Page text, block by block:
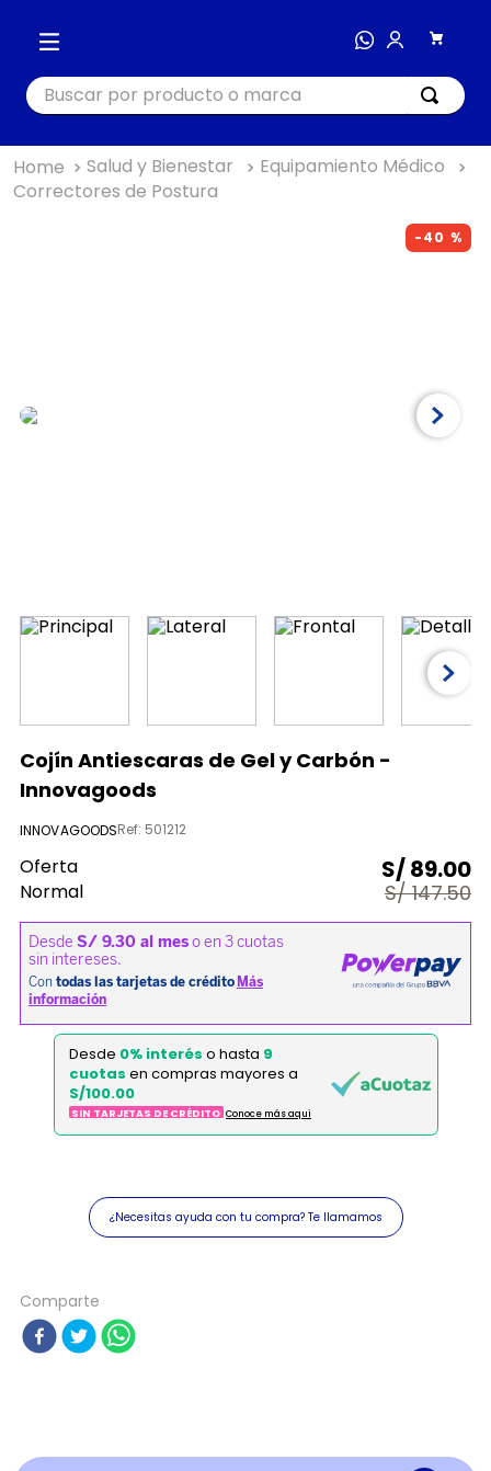
Buscar por producto o marca
Salud y Bienestar
Equipamiento Médico
Correctores de Postura
-40 %
Cojín Antiescaras de Gel y Carbón -
Innovagoods
INNOVAGOODSRef: 501212
Oferta S/89.00
Normal S/147.50
Desde 0% interés o hasta 9
cuotas en compras mayores a
S/100.00
SIN TARJETAS DE CRÉDITO Conoce más aqui
¿Necesitas ayuda con tu compra? Te llamamos
Comparte
TÉRMINOS MÁS BUSCADOS
1.
cocina